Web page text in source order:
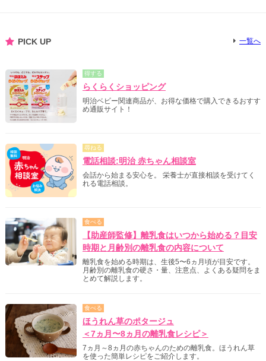
PICK UP 一覧へ
得する
らくらくショッピング
明治ベビー関連商品が、お得な価格で購入できるおすす
め通販サイト！
尋ねる
電話相談:明治 赤ちゃん相談室
会話から始まる安心を。 栄養士が直接相談を受けてく
れる電話相談。
食べる
【助産師監修】離乳食はいつから始める？目安
時期と月齢別の離乳食の内容について
離乳食を始める時期は、生後5〜6ヵ月頃が目安です。
月齢別の離乳食の硬さ・量、注意点、よくある疑問をま
とめて解説します。
食べる
ほうれん草のポタージュ
＜7ヵ月〜8ヵ月の離乳食レシピ＞
7ヵ月～8ヵ月の赤ちゃんのための離乳食。ほうれん草
を使った簡単レシピをご紹介します。